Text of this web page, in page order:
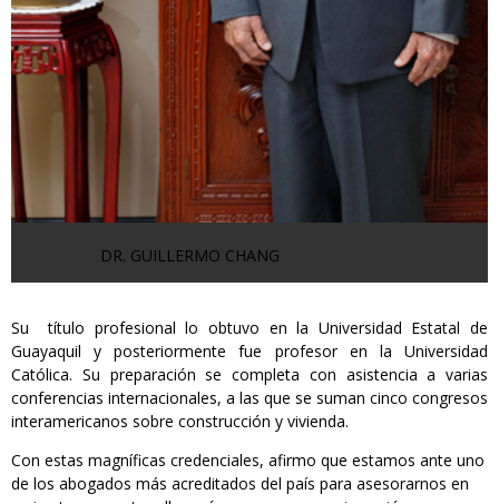
DR. GUILLERMO CHANG
Su título profesional lo obtuvo en la Universidad Estatal de
Guayaquil y posteriormente fue profesor en la Universidad
Católica. Su preparación se completa con asistencia a varias
conferencias internacionales, a las que se suman cinco congresos
interamericanos sobre construcción y vivienda.
Con estas magníficas credenciales, afirmo que estamos ante uno
de los abogados más acreditados del país para asesorarnos en